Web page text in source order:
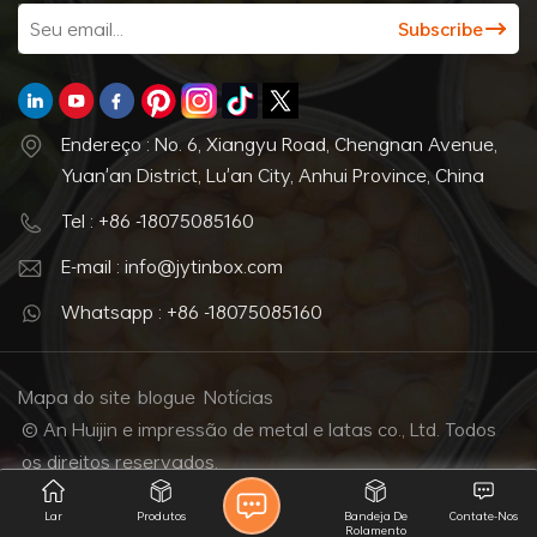
Endereço : No. 6, Xiangyu Road, Chengnan Avenue,
Yuan'an District, Lu'an City, Anhui Province, China
Tel : +86 -18075085160
E-mail : info@jytinbox.com
Whatsapp : +86 -18075085160
Mapa do site blogue Notícias
© An Huijin e impressão de metal e latas co., Ltd. Todos
os direitos reservados.
Rede IPv6 suportada
Lar Produtos Contate-Nos
Bandeja De
Rolamento